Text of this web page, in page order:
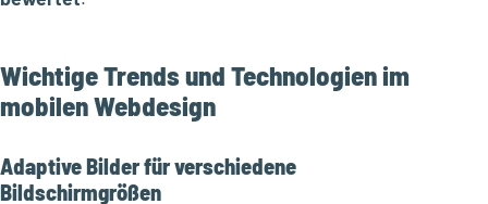
Wichtige Trends und Technologien im
mobilen Webdesign
Adaptive Bilder für verschiedene
Bildschirmgrößen